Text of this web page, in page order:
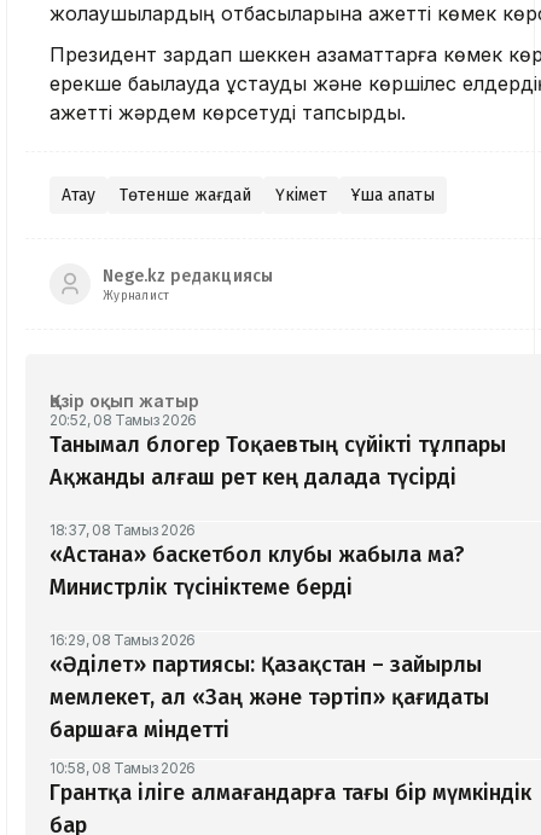
жолаушылардың отбасыларына қажетті көмек
Президент зардап шеккен азаматтарға көмек
ерекше бақылауда ұстауды және көршілес
қажетті жәрдем көрсетуді тапсырды.
Ақтау Төтенше жағдай Үкімет Ұшақ апаты
Nege.kz редакциясы
Журналист
Қазір оқып жатыр
20:52, 08 Тамыз 2026
Танымал блогер Тоқаевтың сүйікті тұлпары
Ақжанды алғаш рет кең далада түсірді
18:37, 08 Тамыз 2026
«Астана» баскетбол клубы жабыла ма?
Министрлік түсініктеме берді
16:29, 08 Тамыз 2026
«Әділет» партиясы: Қазақстан – зайырлы
мемлекет, ал «Заң және тәртіп» қағидаты
баршаға міндетті
10:58, 08 Тамыз 2026
Грантқа іліге алмағандарға тағы бір мүмкіндік
бар